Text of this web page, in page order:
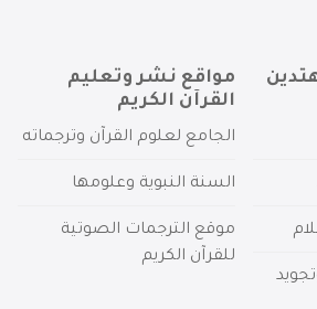
مواقع نشر وتعليم
القرآن الكريم
الجامع لعلوم القرآن وترجماته
السنة النبوية وعلومها
موقع الترجمات الصوتية
للقرآن الكريم